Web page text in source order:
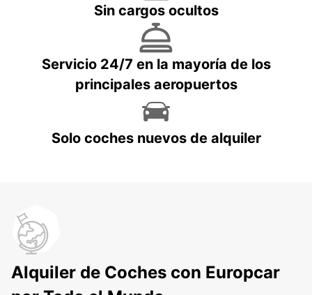
Sin cargos ocultos
Servicio 24/7 en la mayoría de los
principales aeropuertos
Solo coches nuevos de alquiler
Alquiler de Coches con Europcar